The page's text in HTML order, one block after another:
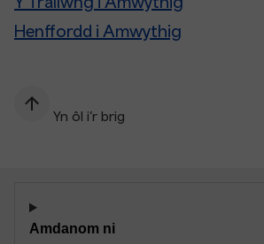
Henffordd i Amwythig
Yn ôl i’r brig
Amdanom ni